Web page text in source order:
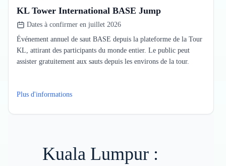
KL Tower International BASE Jump
Dates à confirmer en juillet 2026
Événement annuel de saut BASE depuis la plateforme de la Tour
KL, attirant des participants du monde entier. Le public peut
assister gratuitement aux sauts depuis les environs de la tour.
Plus d'informations
Kuala Lumpur :